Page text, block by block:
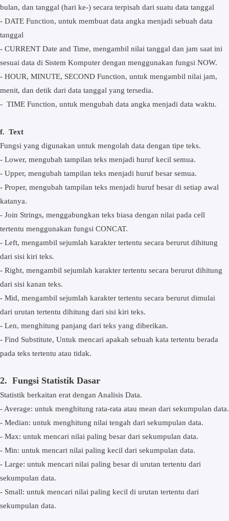
bulan, dan tanggal (hari ke-) secara terpisah dari suatu data tanggal
- DATE Function, untuk membuat data angka menjadi sebuah data
tanggal
- CURRENT Date and Time, mengambil nilai tanggal dan jam saat ini
sesuai data di Sistem Komputer dengan menggunakan fungsi NOW.
- HOUR, MINUTE, SECOND Function, untuk mengambil nilai jam,
menit, dan detik dari data tanggal yang tersedia.
- TIME Function, untuk mengubah data angka menjadi data waktu.
f. Text
Fungsi yang digunakan untuk mengolah data dengan tipe teks.
- Lower, mengubah tampilan teks menjadi huruf kecil semua.
- Upper, mengubah tampilan teks menjadi huruf besar semua.
- Proper, mengubah tampilan teks menjadi huruf besar di setiap awal
katanya.
- Join Strings, menggabungkan teks biasa dengan nilai pada cell
tertentu menggunakan fungsi CONCAT.
- Left, mengambil sejumlah karakter tertentu secara berurut dihitung
dari sisi kiri teks.
- Right, mengambil sejumlah karakter tertentu secara berurut dihitung
dari sisi kanan teks.
- Mid, mengambil sejumlah karakter tertentu secara berurut dimulai
dari urutan tertentu dihitung dari sisi kiri teks.
- Len, menghitung panjang dari teks yang diberikan.
- Find Substitute, Untuk mencari apakah sebuah kata tertentu berada
pada teks tertentu atau tidak.
2. Fungsi Statistik Dasar
Statistik berkaitan erat dengan Analisis Data.
- Average: untuk menghitung rata-rata atau mean dari sekumpulan data.
- Median: untuk menghitung nilai tengah dari sekumpulan data.
- Max: untuk mencari nilai paling besar dari sekumpulan data.
- Min: untuk mencari nilai paling kecil dari sekumpulan data.
- Large: untuk mencari nilai paling besar di urutan tertentu dari
sekumpulan data.
- Small: untuk mencari nilai paling kecil di urutan tertentu dari
sekumpulan data.